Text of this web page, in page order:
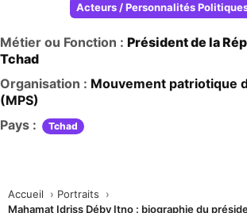
Acteurs / Personnalités
Métier ou Fonction : Président de la
Tchad
Organisation : Mouvement patriotique
(MPS)
Pays :
Tchad
Accueil
Portraits
Mahamat Idriss Déby Itno : biographie du